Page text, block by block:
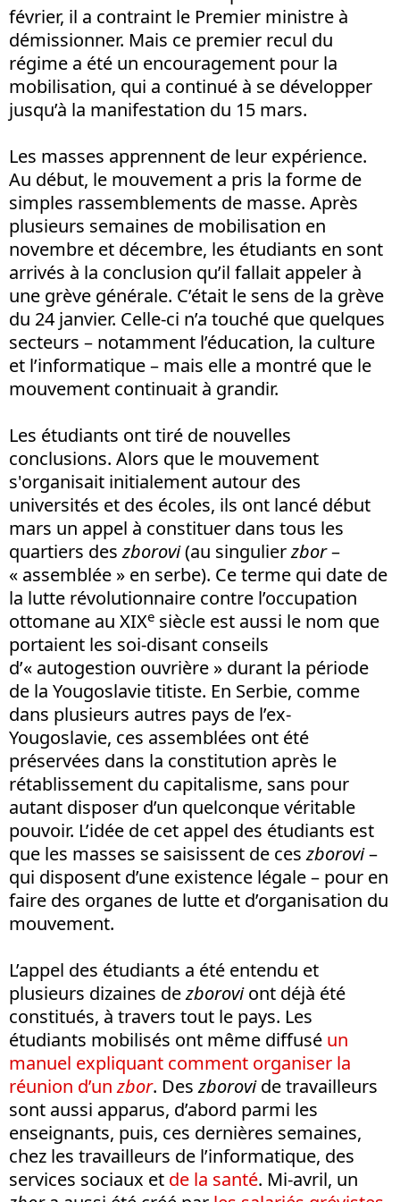
février, il a contraint le Premier ministre à
démissionner. Mais ce premier recul du
régime a été un encouragement pour la
mobilisation, qui a continué à se développer
jusqu’à la manifestation du 15 mars.
Les masses apprennent de leur expérience.
Au début, le mouvement a pris la forme de
simples rassemblements de masse. Après
plusieurs semaines de mobilisation en
novembre et décembre, les étudiants en sont
arrivés à la conclusion qu’il fallait appeler à
une grève générale. C’était le sens de la grève
du 24 janvier. Celle-ci n’a touché que quelques
secteurs – notamment l’éducation, la culture
et l’informatique – mais elle a montré que le
mouvement continuait à grandir.
Les étudiants ont tiré de nouvelles
conclusions. Alors que le mouvement
s'organisait initialement autour des
universités et des écoles, ils ont lancé début
mars un appel à constituer dans tous les
quartiers deszborovi(au singulierzbor–
« assemblée » en serbe). Ce terme qui date de
la lutte révolutionnaire contre l’occupation
ottomane au XIXe siècle est aussi le nom que
portaient les soi-disant conseils
d’« autogestion ouvrière » durant la période
de la Yougoslavie titiste. En Serbie, comme
dans plusieurs autres pays de l’ex-
Yougoslavie, ces assemblées ont été
préservées dans la constitution après le
rétablissement du capitalisme, sans pour
autant disposer d’un quelconque véritable
pouvoir. L’idée de cet appel des étudiants est
que les masses se saisissent de ceszborovi–
qui disposent d’une existence légale – pour en
faire des organes de lutte et d’organisation du
mouvement.
L’appel des étudiants a été entendu et
plusieurs dizaines dezboroviont déjà été
constitués, à travers tout le pays. Les
étudiants mobilisés ont même diffusé un
manuel expliquant comment organiser la
réunion d’unzbor. Deszborovide travailleurs
sont aussi apparus, d’abord parmi les
enseignants, puis, ces dernières semaines,
chez les travailleurs de l’informatique, des
services sociaux et de la santé. Mi-avril, un